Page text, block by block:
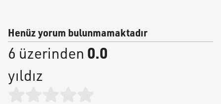
Henüz yorum bulunmamaktadır
6 üzerinden 0.0
yıldız